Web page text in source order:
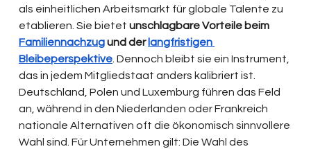
als einheitlichen Arbeitsmarkt für globale Talente zu
etablieren. Sie bietet unschlagbare Vorteile beim
Familiennachzug und der langfristigen
Bleibeperspektive . Dennoch bleibt sie ein Instrument,
das in jedem Mitgliedstaat anders kalibriert ist.
Deutschland, Polen und Luxemburg führen das Feld
an, während in den Niederlanden oder Frankreich
nationale Alternativen oft die ökonomisch sinnvollere
Wahl sind. Für Unternehmen gilt: Die Wahl des